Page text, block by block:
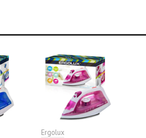
Ergolux